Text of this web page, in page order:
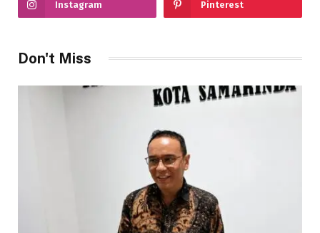
Instagram Pinterest
Don't Miss